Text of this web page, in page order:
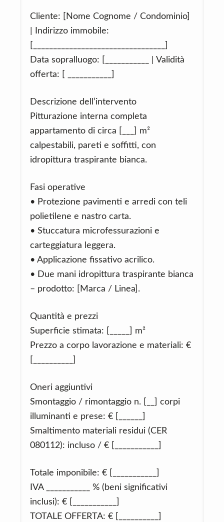
Cliente: [Nome Cognome / Condominio]
| Indirizzo immobile:
Data sopralluogo: [___________ | Validità
offerta: [ ___________]
Descrizione dell’intervento
Pitturazione interna completa
appartamento di circa [___] m²
calpestabili, pareti e soffitti, con
idropittura traspirante bianca.
Fasi operative
• Protezione pavimenti e arredi con teli
polietilene e nastro carta.
• Stuccatura microfessurazioni e
carteggiatura leggera.
• Applicazione fissativo acrilico.
• Due mani idropittura traspirante bianca
– prodotto: [Marca / Linea].
Quantità e prezzi
Superficie stimata: [_____] m²
Prezzo a corpo lavorazione e materiali: €
Oneri aggiuntivi
Smontaggio / rimontaggio n. [__] corpi
illuminanti e prese: € [______]
Smaltimento materiali residui (CER
080112): incluso / € [___________]
Totale imponibile: € [___________]
IVA ___________ % (beni significativi
inclusi): € [___________]
TOTALE OFFERTA: € [__________]